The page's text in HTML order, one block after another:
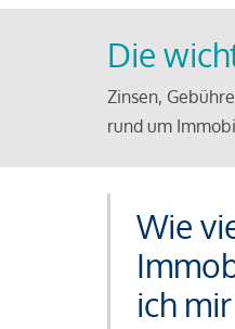
Die
Zinsen,
rund um
Wie
ich